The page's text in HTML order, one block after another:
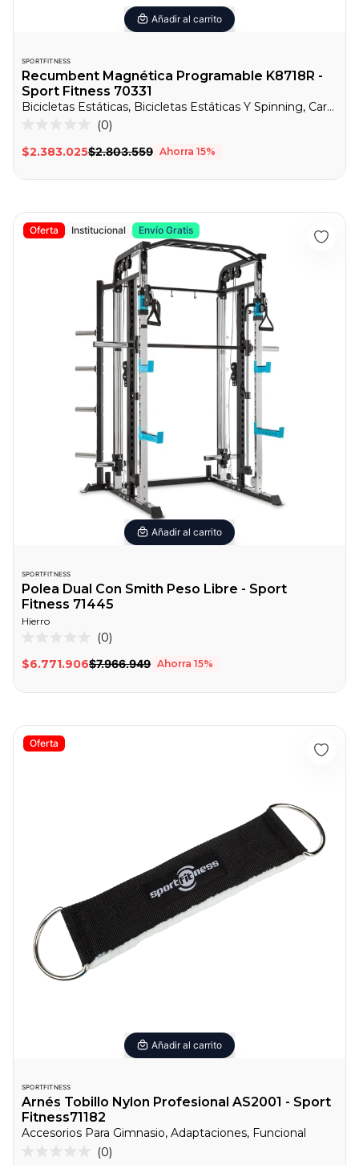
Añadir al carrito
SPORTFITNESS
Recumbent Magnética Programable K8718R -
Sport Fitness 70331
Bicicletas Estáticas, Bicicletas Estáticas Y Spinning, Cardio
0
de
estrellas
0
$2.383.025$2.803.559 Ahorra 15%
Polea Dual Con Smith Peso Libre - Sport Fitness 71445
Oferta Institucional Envío Gratis
Añadir al carrito
SPORTFITNESS
Polea Dual Con Smith Peso Libre - Sport
Fitness 71445
Hierro
0
de
estrellas
0
$6.771.906$7.966.949 Ahorra 15%
Arnés Tobillo Nylon Profesional AS2001 - Sport Fitness71182
Oferta
Añadir al carrito
SPORTFITNESS
Arnés Tobillo Nylon Profesional AS2001 - Sport
Fitness71182
Accesorios Para Gimnasio, Adaptaciones, Funcional
0